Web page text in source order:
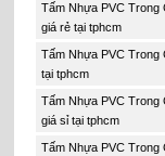
Độ Bám Dính Tốt:
có độbám dính cao
trở nên dễ dàng
mịn màng và đẹp
Tấm Nhựa PVC Trong
giá rẻ tại tphcm
Tấm Nhựa PVC Trong
tại tphcm
Tấm Nhựa PVC Trong
giá sỉ tại tphcm
Tấm Nhựa PVC Trong